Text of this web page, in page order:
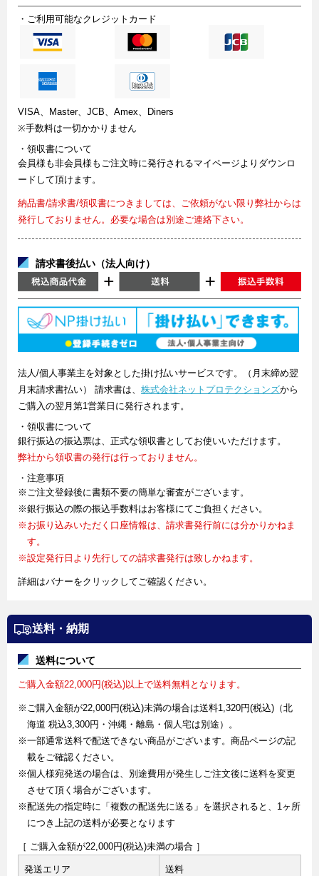
・ご利用可能なクレジットカード
VISA、Master、JCB、Amex、Diners
※手数料は一切かかりません
・領収書について
会員様も非会員様もご注文時に発行されるマイページよりダウンロ
ードして頂けます。
納品書/請求書/領収書につきましては、ご依頼がない限り弊社からは
発行しておりません。必要な場合は別途ご連絡下さい。
請求書後払い（法人向け）
法人/個人事業主を対象とした掛け払いサービスです。（月末締め翌
月末請求書払い） 請求書は、 株式会社ネットプロテクションズから
ご購入の翌月第1営業日に発行されます。
・領収書について
銀行振込の振込票は、正式な領収書としてお使いいただけます。
弊社から領収書の発行は行っておりません。
・注意事項
※ご注文登録後に書類不要の簡単な審査がございます。
※銀行振込の際の振込手数料はお客様にてご負担ください。
※お振り込みいただく口座情報は、請求書発行前には分かりかねま
す。
※設定発行日より先行しての請求書発行は致しかねます。
詳細はバナーをクリックしてご確認ください。
送料・納期
送料について
ご購入金額22,000円(税込)以上で送料無料となります。
※ご購入金額が22,000円(税込)未満の場合は送料1,320円(税込)（北
海道 税込3,300円・沖縄・離島・個人宅は別途）。
※一部通常送料で配送できない商品がございます。商品ページの記
載をご確認ください。
※個人様宛発送の場合は、別途費用が発生しご注文後に送料を変更
させて頂く場合がございます。
※配送先の指定時に「複数の配送先に送る」を選択されると、1ヶ所
につき上記の送料が必要となります
［ ご購入金額が22,000円(税込)未満の場合 ］
発送エリア 送料